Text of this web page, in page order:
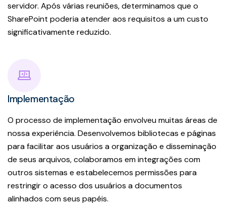
servidor. Após várias reuniões, determinamos que o
SharePoint poderia atender aos requisitos a um custo
significativamente reduzido.
Implementação
O processo de implementação envolveu muitas áreas de
nossa experiência. Desenvolvemos bibliotecas e páginas
para facilitar aos usuários a organização e disseminação
de seus arquivos, colaboramos em integrações com
outros sistemas e estabelecemos permissões para
restringir o acesso dos usuários a documentos
alinhados com seus papéis.